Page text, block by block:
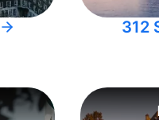
312